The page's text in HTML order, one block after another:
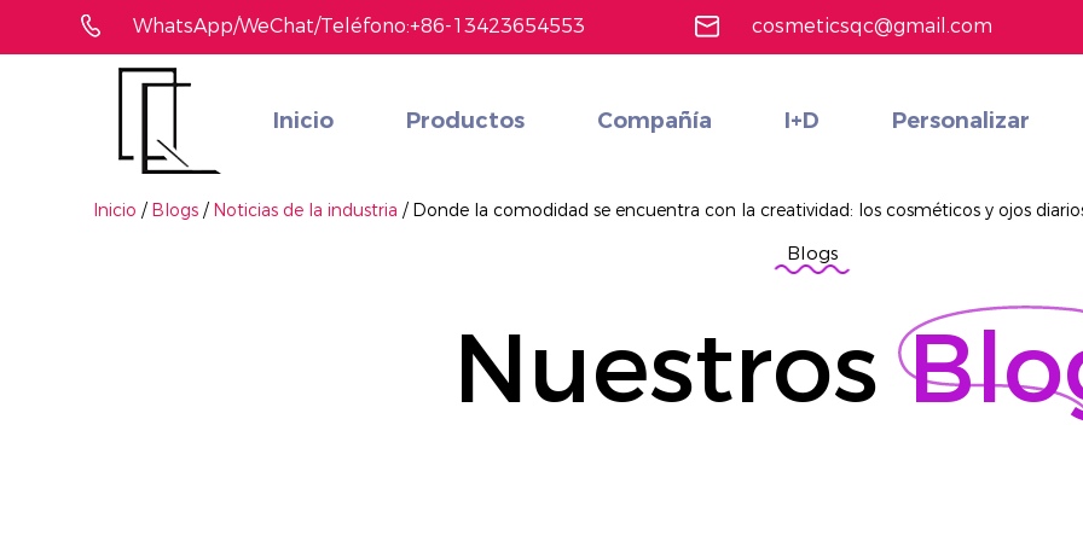
WhatsApp/WeChat/Teléfono:+86-13423654553 cosmeticsqc@gmail.com
Inicio Productos Compañía I+D Personalizar
Inicio / Blogs / Noticias de la industria / Donde la comodidad se encuentra con la creatividad: los cosméticos y ojos
Blogs
Nuestros